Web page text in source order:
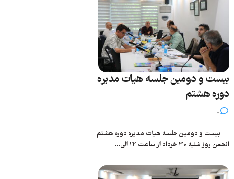
بیست و دومین جلسه هیات مدیره
دوره هشتم
بیست و دومین جلسه هیات مدیره دوره هشتم
انجمن روز شنبه 30 خرداد از ساعت 12 الی...